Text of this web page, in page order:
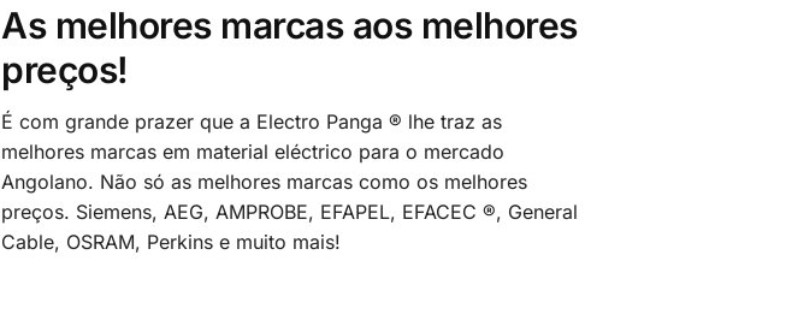
As melhores marcas aos melhores
preços!
É com grande prazer que a Electro Panga ® lhe traz as
melhores marcas em material eléctrico para o mercado
Angolano. Não só as melhores marcas como os melhores
preços. Siemens, AEG, AMPROBE, EFAPEL, EFACEC ®, General
Cable, OSRAM, Perkins e muito mais!